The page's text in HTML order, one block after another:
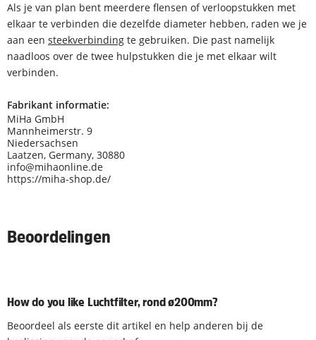
Als je van plan bent meerdere flensen of verloopstukken met
elkaar te verbinden die dezelfde diameter hebben, raden we je
aan een steekverbinding te gebruiken. Die past namelijk
naadloos over de twee hulpstukken die je met elkaar wilt
verbinden.
Fabrikant informatie:
MiHa GmbH
Mannheimerstr. 9
Niedersachsen
Laatzen, Germany, 30880
info@mihaonline.de
https://miha-shop.de/
Beoordelingen
How do you like Luchtfilter, rond ø200mm?
Beoordeel als eerste dit artikel en help anderen bij de